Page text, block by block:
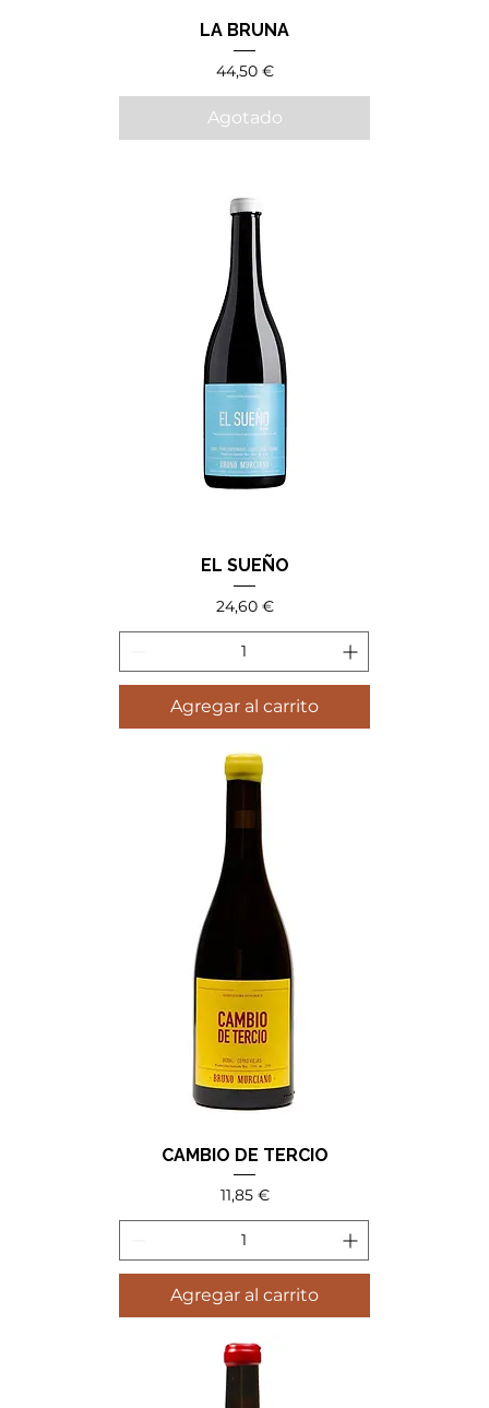
LA BRUNA
Precio
44,50 €
Agotado
EL SUEÑO
Precio
24,60 €
Agregar al carrito
CAMBIO DE TERCIO
Precio
11,85 €
Agregar al carrito